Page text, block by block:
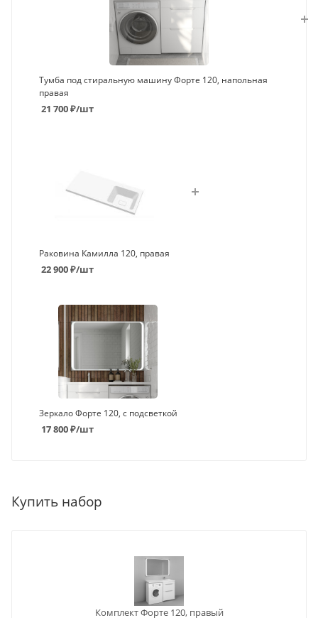
Тумба под стиральную машину Форте 120, напольная
правая
21 700₽/шт
Раковина Камилла 120, правая
22 900₽/шт
Зеркало Форте 120, с подсветкой
17 800₽/шт
Купить набор
Комплект Форте 120, правый